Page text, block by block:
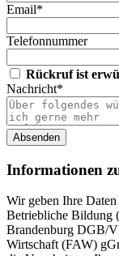
Email*
Telefonnummer
Rückruf ist
Nachricht*
Absenden
Informationen
Wir geben Ihre
Betriebliche Bildung
Brandenburg DGB/
Wirtschaft (FAW)